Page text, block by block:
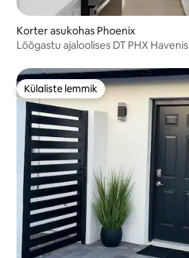
Korter asukohas Phoenix
Lõõgastu ajaloolises DT PHX Havenis
Külaliste lemmik
Külaliste lemmik